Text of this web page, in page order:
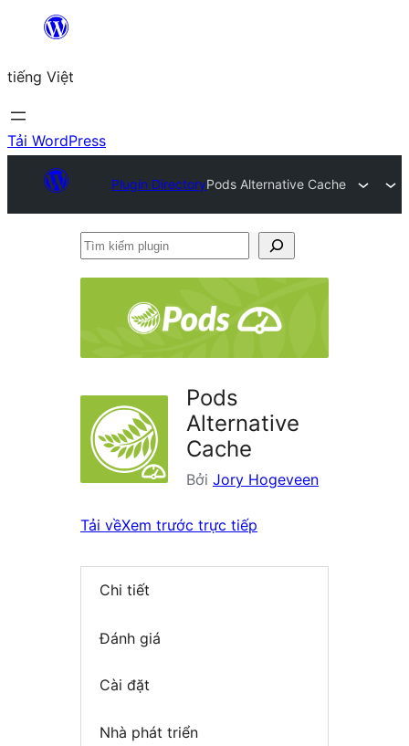
Chuyển
phần
nội
dung
tiếng Việt
Tải WordPress
Plugin DirectoryPods Alternative Cache
Tìm
Pods
Alternative
Cache
Bởi Jory Hogeveen
Tải vềXem trước trực tiếp
Chi tiết
Đánh giá
Cài đặt
Nhà phát triển